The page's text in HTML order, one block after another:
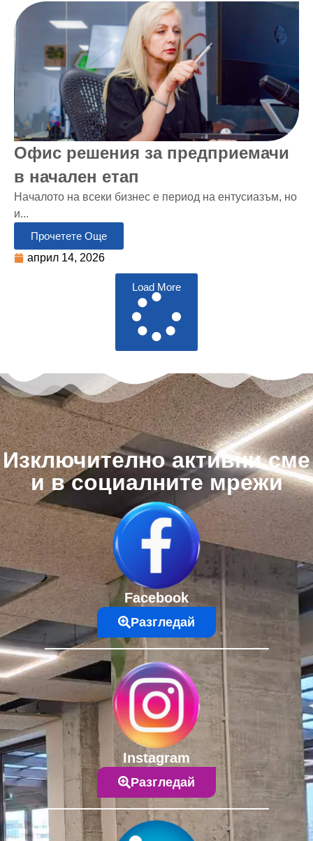
Офис решения за предприемачи
в начален етап
Началото на всеки бизнес е период на ентусиазъм, но
и...
Прочетете Още
април 14, 2026
Load More
Изключително активни сме
и в социалните мрежи
Facebook
Разгледай
Instagram
Разгледай